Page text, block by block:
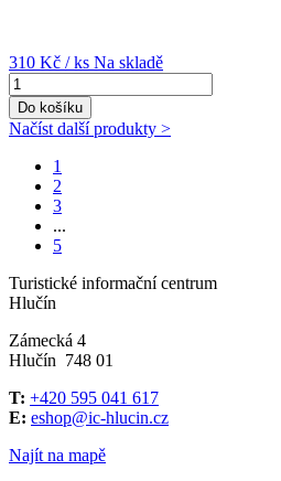
310 Kč / ks Na skladě
Do košíku
Načíst další produkty >
1
2
3
...
5
Turistické informační centrum
Hlučín
Zámecká 4
Hlučín 748 01
T: +420 595 041 617
E: eshop@ic-hlucin.cz
Najít na mapě